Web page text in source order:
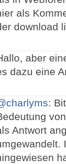
als
download
aber
dazu eine
:
Antwort